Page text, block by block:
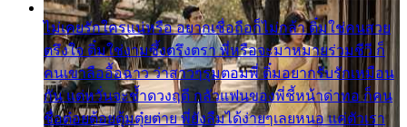
ไม่เคยรักใครแน่หรือ อยากเชื่อถือก็ไม่กล้า ติ๋มใช่คนสวย
ตรึงใจ ติ๋มใช่งามซึ้งตรึงตรา พี่หรือจะมาหมายร่วมชีวี ก็
คนเขาลืออื้อฉาว ว่าสาวๆรุมตอมพี่ ติ๋มอยากรับรักเหมือน
กัน แต่หวั่นจะช้ำดวงฤดี กลัวแฟนของพี่ชี้หน้าด่าทอ ก็คน
ชื่อต๋อยต้อยตุ้มตุ๋ยต่าย พี่ยังลืมได้ง่ายๆเลยหนอ แค่ตัวเรา